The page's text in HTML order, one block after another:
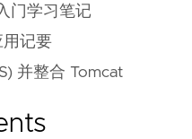
门学习笔记
用记要
并整合 Tomcat